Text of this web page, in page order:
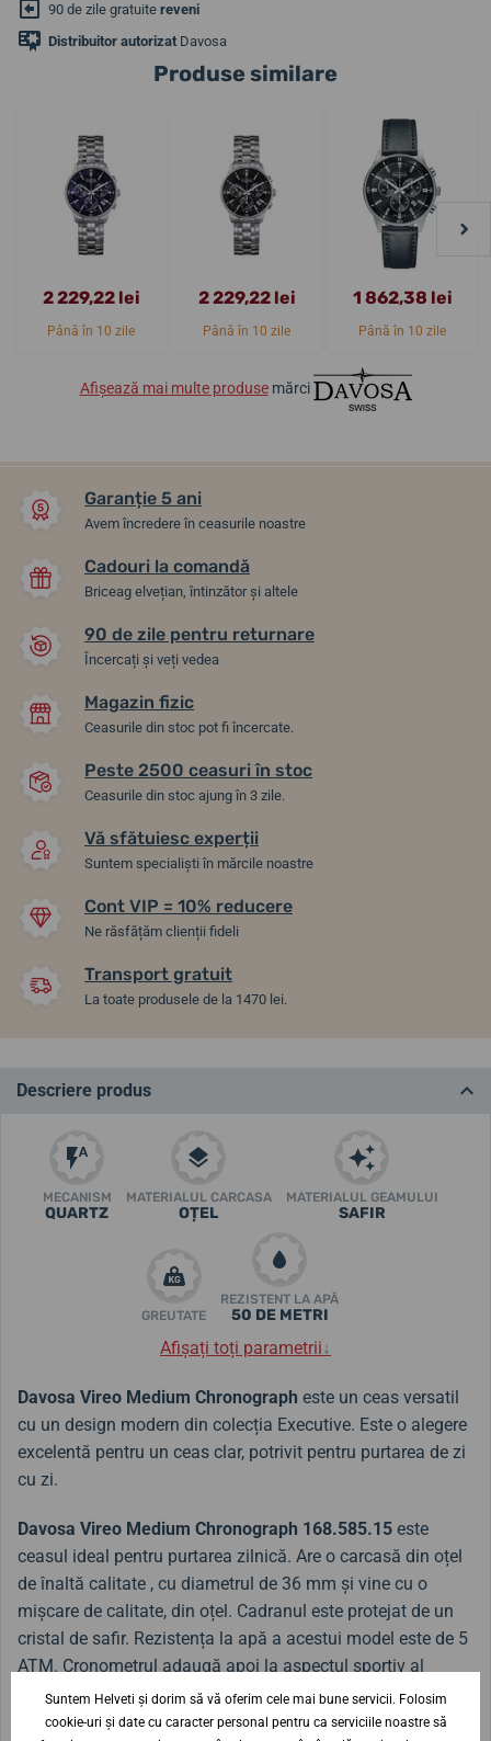
90 de zile gratuite reveni
Distribuitor autorizat Davosa
Produse similare
2 229,22 lei
Până în 10 zile
2 229,22 lei
Până în 10 zile
1 862,38 lei
Până în 10 zile
Afișează mai multe produsemărci
Garanție 5 ani
Avem încredere în ceasurile noastre
Cadouri la comandă
Briceag elvețian, întinzător și altele
90 de zile pentru returnare
Încercați și veți vedea
Magazin fizic
Ceasurile din stoc pot fi încercate.
Peste 2500 ceasuri în stoc
Ceasurile din stoc ajung în 3 zile.
Vă sfătuiesc experții
Suntem specialiști în mărcile noastre
Cont VIP = 10% reducere
Ne răsfățăm clienții fideli
Transport gratuit
La toate produsele de la 1470 lei.
Descriere produs
MECANISM
QUARTZ
MATERIALUL CARCASA
OȚEL
MATERIALUL GEAMULUI
SAFIR
GREUTATE
REZISTENT LA APĂ
50 DE METRI
Afișați toți parametrii↓
Davosa Vireo Medium Chronograph este un ceas versatil
cu un design modern din colecția Executive. Este o alegere
excelentă pentru un ceas clar, potrivit pentru purtarea de zi
cu zi.
Davosa Vireo Medium Chronograph 168.585.15 este
ceasul ideal pentru purtarea zilnică. Are o carcasă din oțel
de înaltă calitate , cu diametrul de 36 mm și vine cu o
mișcare de calitate, din oțel. Cadranul este protejat de un
cristal de safir. Rezistența la apă a acestui model este de 5
ATM. Cronometrul adaugă apoi la aspectul sportiv al
ceasului.
Suntem Helveti și dorim să vă oferim cele mai bune servicii. Folosim
cookie-uri și date cu caracter personal pentru ca serviciile noastre să